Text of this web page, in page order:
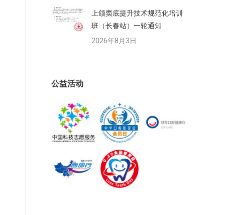
上颌窦底提升技术规范化培训
班（长春站）一轮通知
2026年8月3日
公益活动